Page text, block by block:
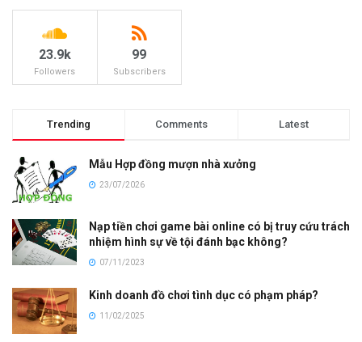
23.9k
Followers
99
Subscribers
Trending Comments Latest
Mẫu Hợp đồng mượn nhà xưởng
23/07/2026
Nạp tiền chơi game bài online có bị truy cứu trách
nhiệm hình sự về tội đánh bạc không?
07/11/2023
Kinh doanh đồ chơi tình dục có phạm pháp?
11/02/2025